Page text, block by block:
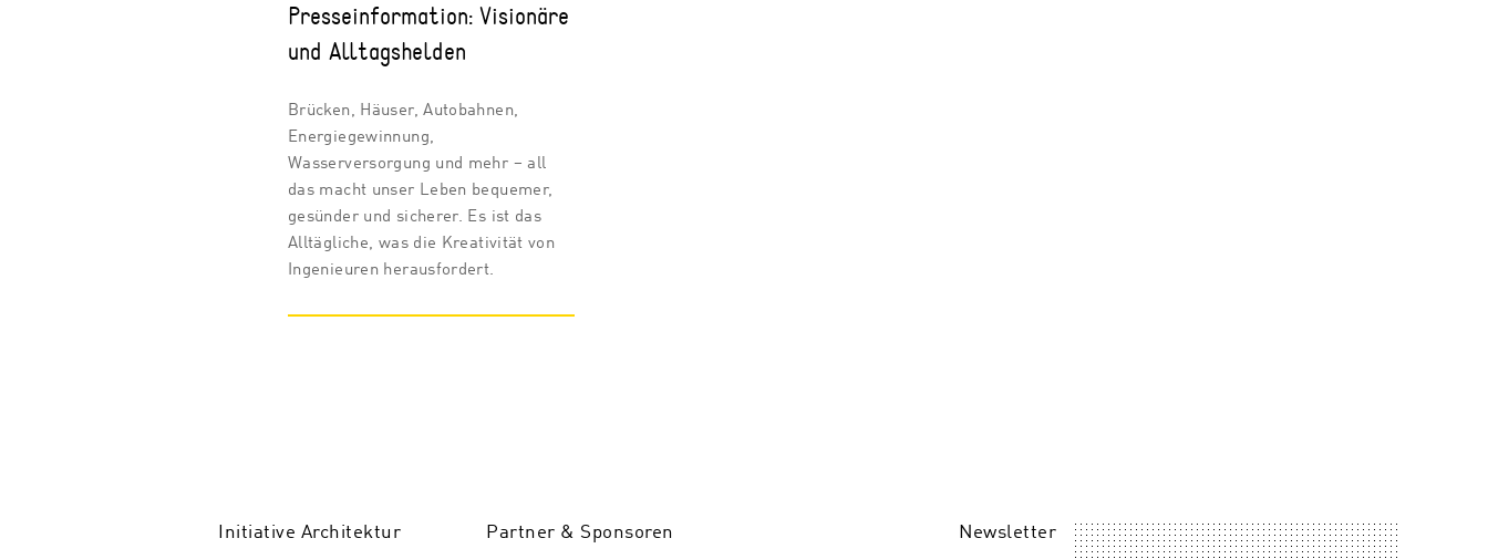
Presseinformation: Visionäre
und Alltagshelden
Brücken, Häuser, Autobahnen,
Energiegewinnung,
Wasserversorgung und mehr – all
das macht unser Leben bequemer,
gesünder und sicherer. Es ist das
Alltägliche, was die Kreativität von
Ingenieuren herausfordert.
Initiative Architektur Partner & Sponsoren Newsletter